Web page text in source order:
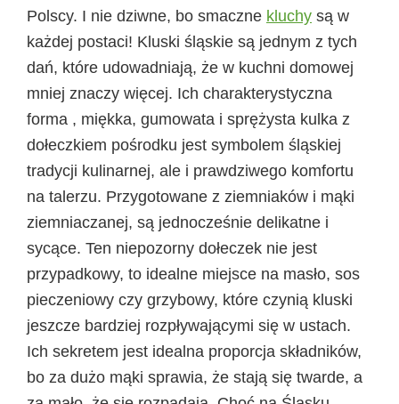
Polscy. I nie dziwne, bo smaczne kluchy są w
każdej postaci! Kluski śląskie są jednym z tych
dań, które udowadniają, że w kuchni domowej
mniej znaczy więcej. Ich charakterystyczna
forma , miękka, gumowata i sprężysta kulka z
dołeczkiem pośrodku jest symbolem śląskiej
tradycji kulinarnej, ale i prawdziwego komfortu
na talerzu. Przygotowane z ziemniaków i mąki
ziemniaczanej, są jednocześnie delikatne i
sycące. Ten niepozorny dołeczek nie jest
przypadkowy, to idealne miejsce na masło, sos
pieczeniowy czy grzybowy, które czynią kluski
jeszcze bardziej rozpływającymi się w ustach.
Ich sekretem jest idealna proporcja składników,
bo za dużo mąki sprawia, że stają się twarde, a